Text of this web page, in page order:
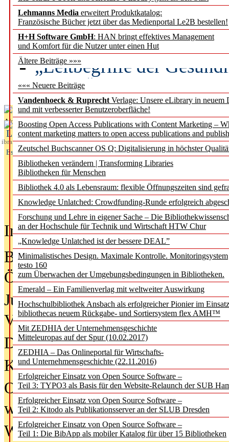
Lehmanns Media erweitert Produktkatalog:
Französische Bücher jetzt über das Medienportal Le2B bestellen!
H+H Software GmbH: HAN bringt effektives Management
und Komfort für die Nutzer unter einen Hut
Ältere Beiträge »»»
««« Neuere Beiträge
Vandenhoeck & Ruprecht Verlage: Unsere eLibrary in neuem
und mit verbesserter Benutzeroberfläche!
Boosting Open Access Publications with Content Marketing –
content marketing matters to open access publications and
Zeutschel Buchscanner OS Q: Digitalisierung in höchster
Bibliotheken verändern | Transforming Libraries
Bibliotheken für Menschen
Bibliothek 4.0 als Lebensraum: flexible Öffnungszeiten sind
Knowledge Unlatched: Crowdfunding-Runde erfolgreich
Forschung und Lehre in eigener Sache – Die
an der Hochschule für Technik und Wirtschaft HTW Chur
„Knowledge Unlatched ist der bessere DEAL”
Minimalistisches Design. Maximale Kontrolle. Monitoringsystem
testo 160
zum Überwachen der Umgebungsbedingungen in Bibliotheken.
Emerald – Ein Familienverlag mit weltweiter Auswirkung
Hochschulbibliothek Ansbach als erfolgreicher Pionier im
bibliothecas neuem Rückgabe- und Sortiersystem flex AMH™
Mit ZEDHIA der Unternehmensgeschichte
Mitteleuropas auf der Spur (10.02.2017)
ZEDHIA – Das Onlineportal für Wirtschafts-
und Unternehmensgeschichte (22.11.2016)
Erfolgreicher Einsatz von Open Source Software –
Teil 3: TYPO3 als Basis für den Website-Relaunch der SUB
Erfolgreicher Einsatz von Open Source Software –
Teil 2: Kitodo als Publikationsserver an der SLUB Dresden
Erfolgreicher Einsatz von Open Source Software –
Teil 1: Die BibApp als mobiler Katalog für über 15 Bibliotheken
Künstliche Intelligenz
besser zu verstehen
„Leitbegriffe der
des BIÖG erscheinen
Aktuelles aus
L
ibrary
Essentials
In der Ausgabe05/2026(Juni/Juli
Bürgerforum fordert mehr
Öffentlichkeit
Jugendliche wollen besseren
Verbote
Digitale Langzeit­archi­vierung
KI-Chatbots werden Teil der
Offene Infrastrukturen für
wissenschaftliche
Warum die Debatte über KI-Texte